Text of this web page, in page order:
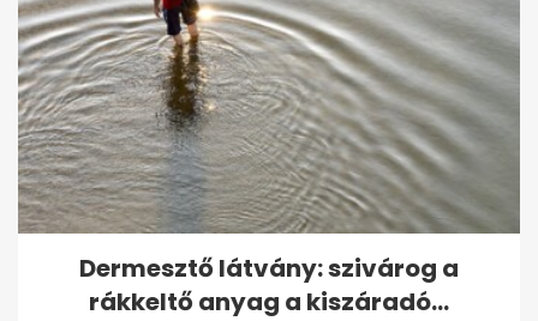
5 érdekesség Theo Jamesről,
az Úriemberek és A Fehér
Lótusz...
Dermesztő látvány: szivárog a
rákkeltő anyag a kiszáradó...